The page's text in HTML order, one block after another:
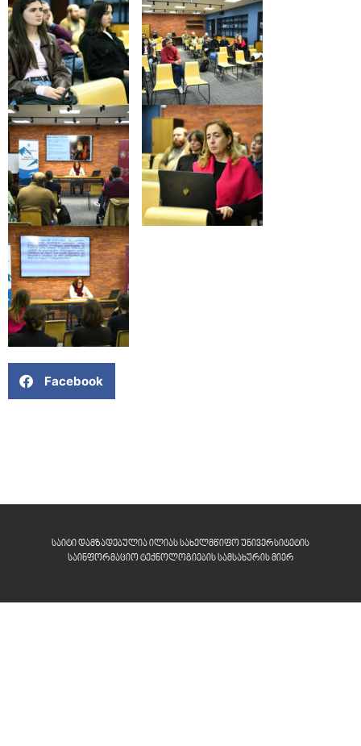
Facebook
საიტი დამზადებულია ილიას სახელმწიფო უნივერსიტეტის
საინფორმაციო ტექნოლოგიების სამსახურის მიერ